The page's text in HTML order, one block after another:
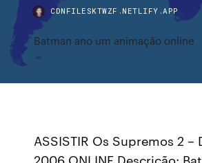
CDNFILESKTWZF.NETLIFY.APP
Batman ano um animação online
ASSISTIR Os Supremos 2 –
2006 ONLINE Descrição: